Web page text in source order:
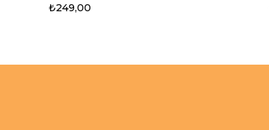
₺249,00